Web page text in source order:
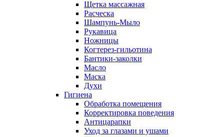
Щетка массажная
Расческа
Шампунь-Мыло
Рукавица
Ножницы
Когтерез-гильотина
Бантики-заколки
Масло
Маска
Духи
Гигиена
Обработка помещения
Корректировка поведения
Антицарапки
Уход за глазами и ушами